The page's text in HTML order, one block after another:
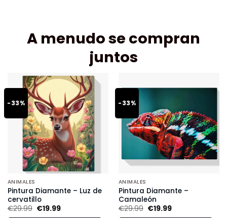
A menudo se compran
juntos
-33%
ANIMALES
Pintura Diamante – Luz de
cervatillo
€29.99 €19.99
-33%
ANIMALES
Pintura Diamante –
Camaleón
€29.99 €19.99